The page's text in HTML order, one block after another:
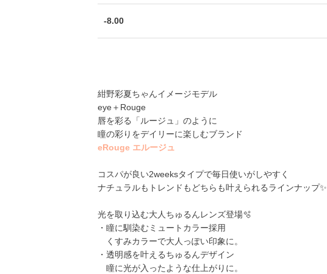
-8.00
紺野彩夏ちゃんイメージモデル
eye＋Rouge
唇を彩る「ルージュ」のように
瞳の彩りをデイリーに楽しむブランド
eRouge エルージュ
コスパが良い2weeksタイプで毎日使いがしやすく
ナチュラルもトレンドもどちらも叶えられるラインナップ✨
光を取り込む大人ちゅるんレンズ登場🫧
・瞳に馴染むミュートカラー採用
くすみカラーで大人っぽい印象に。
・透明感を叶えるちゅるんデザイン
瞳に光が入ったような仕上がりに。